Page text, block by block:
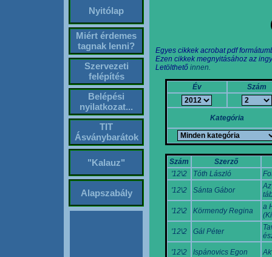
Nyitólap
Miért érdemes
tagnak lenni?
Szervezeti
felépítés
Belépési
nyilatkozat...
TIT
Ásványbarátok
"Kalauz"
Alapszabály
Egyes cikkek acrobat pdf
Ezen cikkek megnyitásához az
Letölthető innen.
Év Szám
Kategória
Szám
Szerző
'12\2
Tóth László
'12\2
Sánta Gábor
'12\2
Körmendy Regina
a
'12\2
Gál Péter
'12\2
Ispánovics Egon